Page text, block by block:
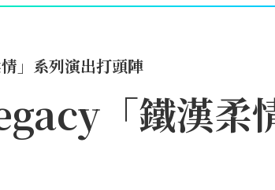
」系列演出打頭陣
「鐵漢柔